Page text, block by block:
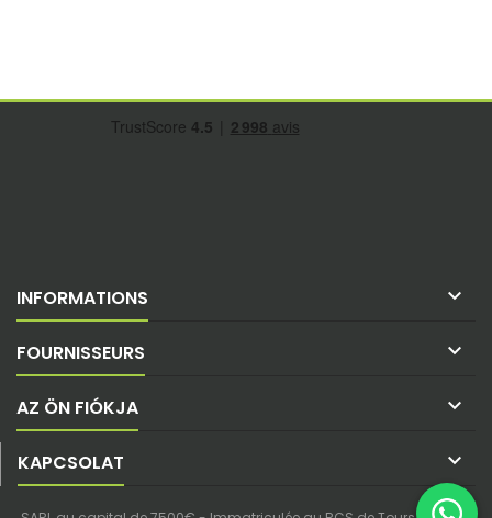
INFORMATIONS 
FOURNISSEURS 
AZ ÖN FIÓKJA 
KAPCSOLAT 